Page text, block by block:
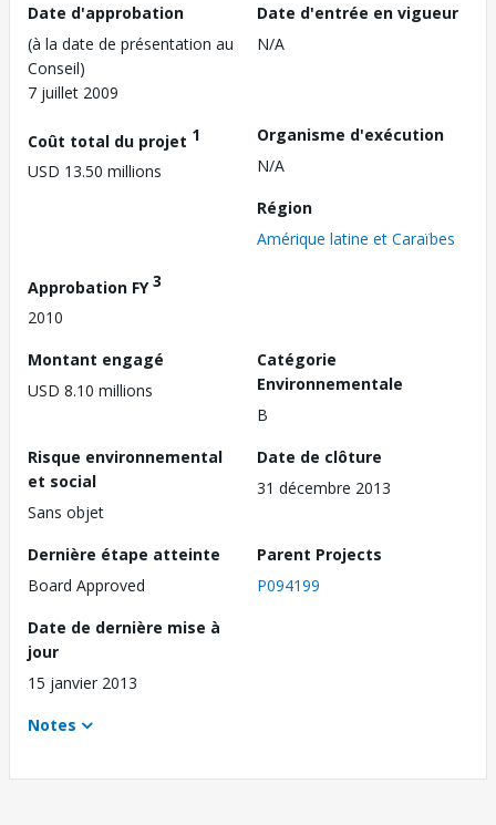
Date d'approbation
(à la date de présentation au
Conseil)
7 juillet 2009
Date d'entrée en vigueur
N/A
Coût total du projet 1
USD 13.50 millions
Organisme d'exécution
N/A
Région
Amérique latine et Caraïbes
Approbation FY3
2010
Montant engagé
USD 8.10 millions
Catégorie
Environnementale
B
Risque environnemental
et social
Sans objet
Date de clôture
31 décembre 2013
Dernière étape atteinte
Board Approved
Parent Projects
P094199
Date de dernière mise à
jour
15 janvier 2013
Notes